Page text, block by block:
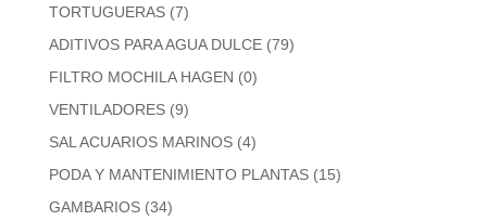
TORTUGUERAS (7)
ADITIVOS PARA AGUA DULCE (79)
FILTRO MOCHILA HAGEN (0)
VENTILADORES (9)
SAL ACUARIOS MARINOS (4)
PODA Y MANTENIMIENTO PLANTAS (15)
GAMBARIOS (34)